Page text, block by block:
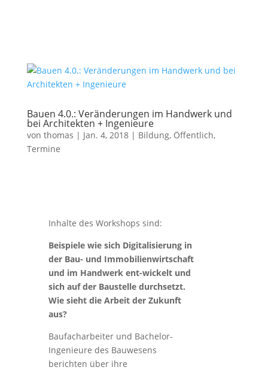
Bauen 4.0.: Veränderungen im Handwerk und
bei Architekten + Ingenieure
von thomas | Jan. 4, 2018| Bildung, Öffentlich,
Termine
Inhalte des Workshops sind:
Beispiele wie sich Digitalisierung in
der Bau- und Immobilienwirtschaft
und im Handwerk ent-wickelt und
sich auf der Baustelle durchsetzt.
Wie sieht die Arbeit der Zukunft
aus?
Baufacharbeiter und Bachelor-
Ingenieure des Bauwesens
berichten über ihre